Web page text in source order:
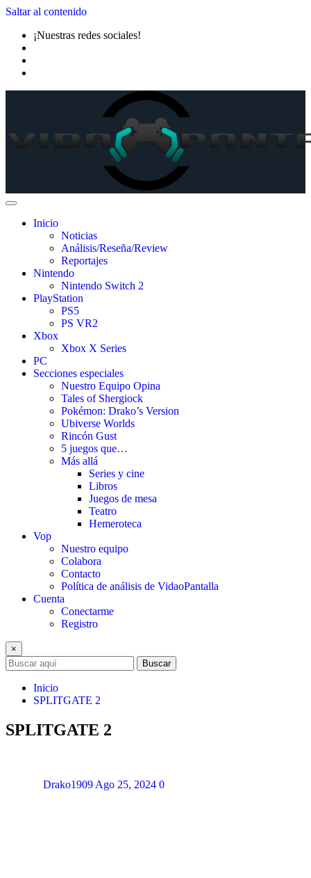
Saltar al contenido
¡Nuestras redes sociales!
Inicio
Noticias
Análisis/Reseña/Review
Reportajes
Nintendo
Nintendo Switch 2
PlayStation
PS5
PS VR2
Xbox
Xbox X Series
PC
Secciones especiales
Nuestro Equipo Opina
Tales of Shergiock
Pokémon: Drako’s Version
Ubiverse Worlds
Rincón Gust
5 juegos que…
Más allá
Series y cine
Libros
Juegos de mesa
Teatro
Hemeroteca
Vop
Nuestro equipo
Colabora
Contacto
Política de análisis de VidaoPantalla
Cuenta
Conectarme
Registro
×
Buscar
Inicio
SPLITGATE 2
SPLITGATE 2
Drako1909 Ago 25, 2024 0